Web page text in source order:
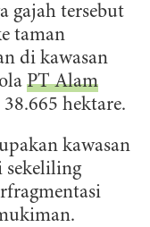
gajah tersebut
taman
di kawasan
PT Alam
hektare.
kawasan
sekeliling